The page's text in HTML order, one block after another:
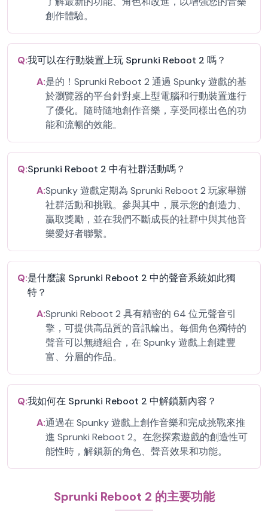
創作體驗。
Q:我可以在行動裝置上玩 Sprunki Reboot 2 嗎？
A:是的！Sprunki Reboot 2 通過 Spunky 遊戲的基
於瀏覽器的平台針對桌上型電腦和行動裝置進行
了優化。隨時隨地創作音樂，享受同樣出色的功
能和流暢的效能。
Q:Sprunki Reboot 2 中有社群活動嗎？
A:Spunky 遊戲定期為 Sprunki Reboot 2 玩家舉辦
社群活動和挑戰。參與其中，展示您的創造力、
贏取獎勵，並在我們不斷成長的社群中與其他音
樂愛好者聯繫。
Q:是什麼讓 Sprunki Reboot 2 中的聲音系統如此獨
特？
A:Sprunki Reboot 2 具有精密的 64 位元聲音引
擎，可提供高品質的音訊輸出。每個角色獨特的
聲音可以無縫組合，在 Spunky 遊戲上創建豐
富、分層的作品。
Q:我如何在 Sprunki Reboot 2 中解鎖新內容？
A:通過在 Spunky 遊戲上創作音樂和完成挑戰來推
進 Sprunki Reboot 2。在您探索遊戲的創造性可
能性時，解鎖新的角色、聲音效果和功能。
Sprunki Reboot 2 的主要功能